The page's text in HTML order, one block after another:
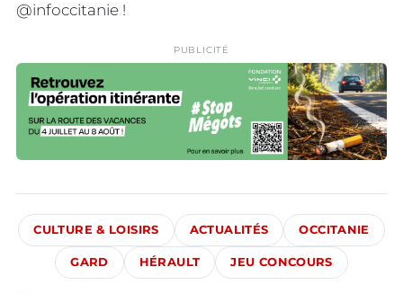
@infoccitanie !
PUBLICITÉ
CULTURE & LOISIRS ACTUALITÉS OCCITANIE
GARD HÉRAULT JEU CONCOURS